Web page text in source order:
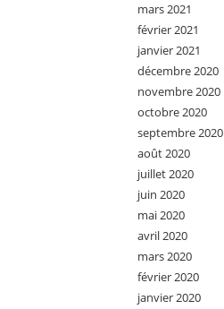
mars 2021
février 2021
janvier 2021
décembre 2020
novembre 2020
octobre 2020
septembre 2020
août 2020
juillet 2020
juin 2020
mai 2020
avril 2020
mars 2020
février 2020
janvier 2020